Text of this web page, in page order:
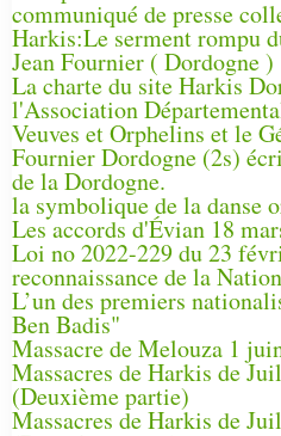
communiqué de presse
Harkis:Le serment rompu
Jean Fournier ( Dordogne )
La charte du site Harkis
l'Association
Veuves et Orphelins et le
Fournier Dordogne (2s)
de la Dordogne.
la symbolique de la danse
Les accords d'Évian 18
Loi no 2022-229 du 23
reconnaissance de la
L’un des premiers
Ben Badis"
Massacre de Melouza 1
Massacres de Harkis de
(Deuxième partie)
Massacres de Harkis de